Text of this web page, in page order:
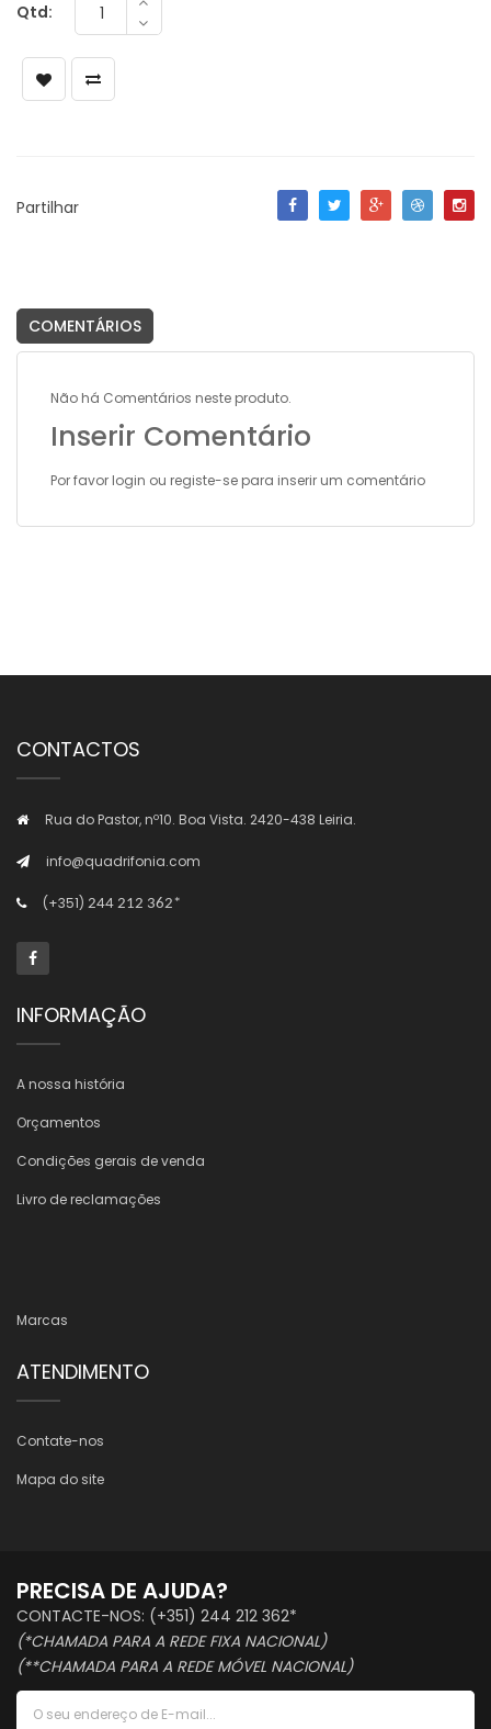
Qtd:
Partilhar
COMENTÁRIOS
Não há Comentários neste produto.
Inserir Comentário
Por favor login ou registe-se para inserir um comentário
CONTACTOS
Rua do Pastor, nº10. Boa Vista. 2420-438 Leiria.
info@quadrifonia.com
(+351) 244 212 362*
INFORMAÇÃO
A nossa história
Orçamentos
Condições gerais de venda
Livro de reclamações
Marcas
ATENDIMENTO
Contate-nos
Mapa do site
PRECISA DE AJUDA?
CONTACTE-NOS: (+351) 244 212 362*
(*CHAMADA PARA A REDE FIXA NACIONAL)
(**CHAMADA PARA A REDE MÓVEL NACIONAL)